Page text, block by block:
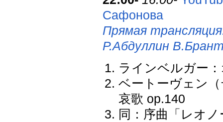
Сафонова
Прямая
Р.Абдуллин
ラインベルガー
ベートーヴェン
哀歌 op.140
同：序曲「レオ